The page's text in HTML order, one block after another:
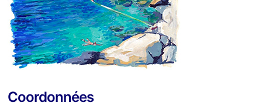
Coordonnées